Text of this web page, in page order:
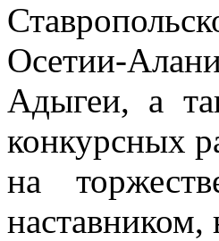
Осетии-
Адыгеи, а
конкурсных
на
наставником,